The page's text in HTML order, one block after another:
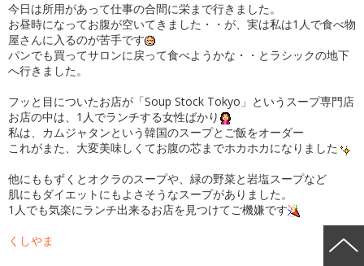
今日は所用があって仕事の合間に栄まで行きました。
お昼時になってお腹が空いてきました・・が、実は私は1人で食べ物
屋さんに入るのが苦手です
パンでも買ってサロンに戻って食べようかな・・とラシックの地下
へ行きました。
フッと目についたお店が「Soup Stock Tokyo」というスープ専門店
お店の中は、1人でランチする女性ばかり
私は、カムジャタンという韓国のスープとご飯をオーダー
これがまた、大変美味しくてお腹の芯までホカホカになりました
他にももずくとオクラのスープや、緑の野菜と岩塩スープなど
肌にもダイエットにもよさそうなスープがありました。
1人でも気楽にランチ出来るお店を見つけてご機嫌です
くしやま